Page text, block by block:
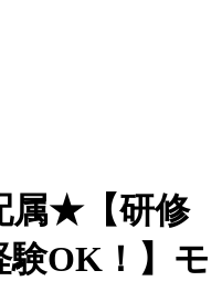
★【研修
験OK！】モ